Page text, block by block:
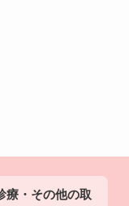
療・その他の取